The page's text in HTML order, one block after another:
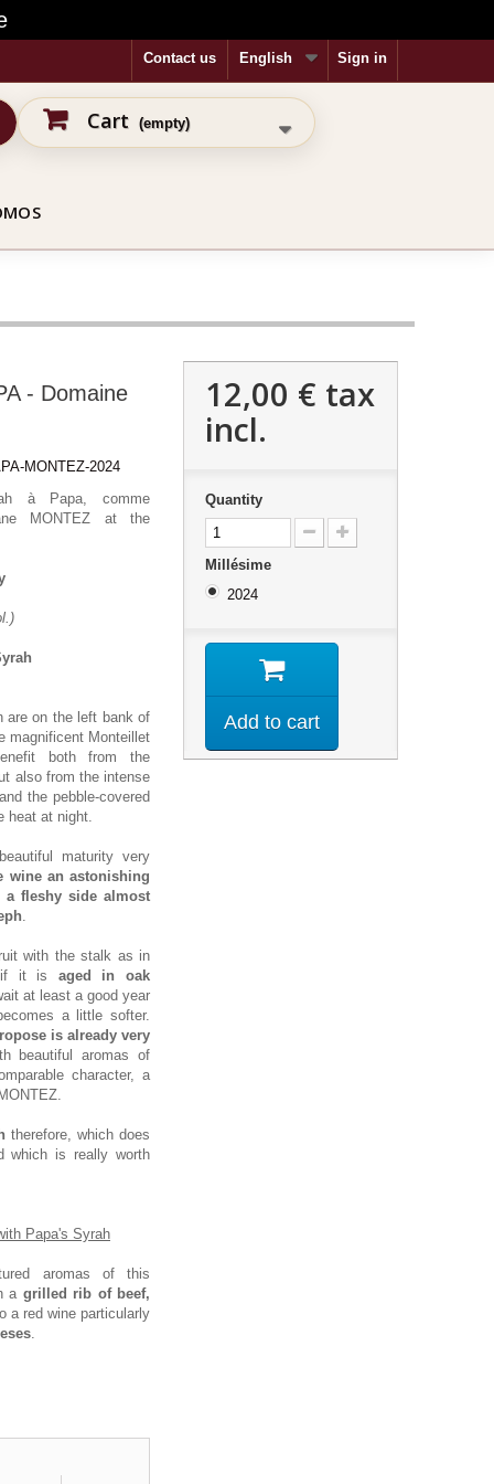
Sign in
English
Contact us
Cart (empty)
- Domaine
MONTEZ-2024
à Papa, comme
MONTEZ at the
are on the left bank of
magnificent Monteillet
both from the
also from the intense
the pebble-covered
heat at night.
maturity very
wine an astonishing
a fleshy side almost
with the stalk as in
if it is aged in oak
at least a good year
a little softer.
is already very
beautiful aromas of
character, a
therefore, which does
which is really worth
Papa's Syrah
aromas of this
a grilled rib of beef,
a red wine particularly
12,00 € tax
incl.
Quantity
Millésime
2024
Add to cart